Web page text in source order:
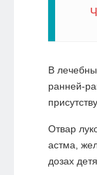
В
ранней-
Отвар
астма,
дозах